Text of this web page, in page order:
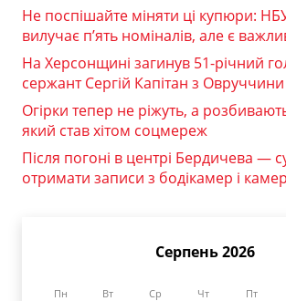
Не поспішайте міняти ці купюри:
вилучає п’ять номіналів, але є
На Херсонщині загинув 51-річний
сержант Сергій Капітан з Овруччини
Огірки тепер не ріжуть, а
який став хітом соцмереж
Після погоні в центрі Бердичева —
отримати записи з бодікамер і
Серпень 2026
Пн Вт Ср Чт Пт